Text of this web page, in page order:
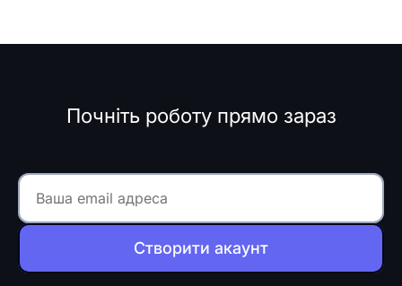
Почніть роботу прямо зараз
Створити акаунт